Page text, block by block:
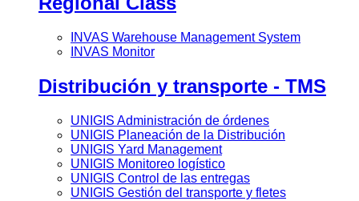
INVAS Warehouse Management System
INVAS Monitor
Distribución y transporte - TMS
UNIGIS Administración de órdenes
UNIGIS Planeación de la Distribución
UNIGIS Yard Management
UNIGIS Monitoreo logístico
UNIGIS Control de las entregas
UNIGIS Gestión del transporte y fletes